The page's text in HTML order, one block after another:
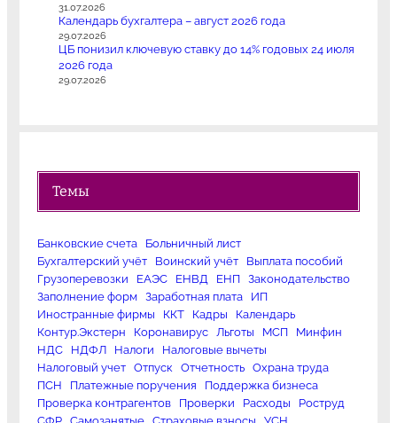
31.07.2026
Календарь бухгалтера – август 2026 года
29.07.2026
ЦБ понизил ключевую ставку до 14% годовых 24 июля
2026 года
29.07.2026
Темы
Банковские счета
Больничный лист
Бухгалтерский учёт
Воинский учёт
Выплата пособий
Грузоперевозки
ЕАЭС ЕНВД ЕНП
Законодательство
Заполнение форм
Заработная плата
ИП
Иностранные фирмы
ККТ Кадры
Календарь
Контур.Экстерн
Коронавирус Льготы МСП
Минфин
НДС
НДФЛ Налоги
Налоговые вычеты
Налоговый учет
Отпуск Отчетность
Охрана труда
ПСН
Платежные поручения
Поддержка бизнеса
Проверка контрагентов
Проверки Расходы
Роструд